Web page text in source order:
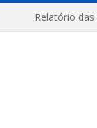
Relatório